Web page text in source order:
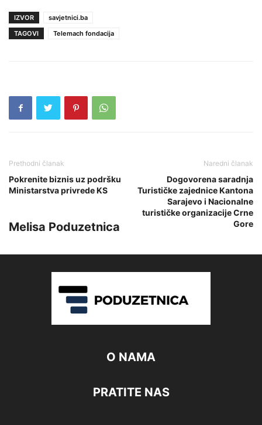
IZVOR
savjetnici.ba
TAGOVI
Telemach fondacija
Prethodni članak
Pokrenite biznis uz podršku
Ministarstva privrede KS
Naredni članak
Dogovorena saradnja
Turističke zajednice Kantona
Sarajevo i Nacionalne
turističke organizacije Crne
Gore
Melisa Poduzetnica
O NAMA
PRATITE NAS